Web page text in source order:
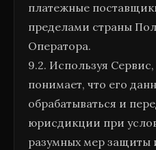
платежные
пределами страны
Оператора.
9.2. Используя
понимает, что его
обрабатываться и
юрисдикции при
разумных мер